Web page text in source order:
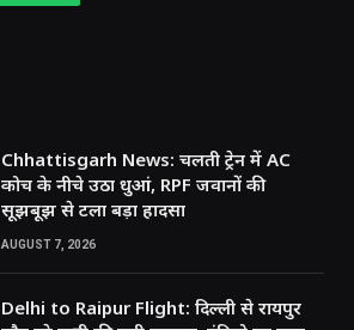
Chhattisgarh News: चलती ट्रेन में AC
कोच के नीचे उठा धुआं, RPF जवानों की
सूझबूझ से टला बड़ा हादसा
AUGUST 7, 2026
Delhi to Raipur Flight: दिल्ली से रायपुर